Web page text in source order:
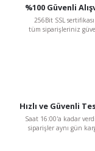
BVN Bahçıvan
%48 1.569,18 TL
%100 Güvenli
256Bit SSL
tüm siparişleriniz
Hızlı ve Güvenli
Saat 16:00'a kadar
siparişler aynı gün